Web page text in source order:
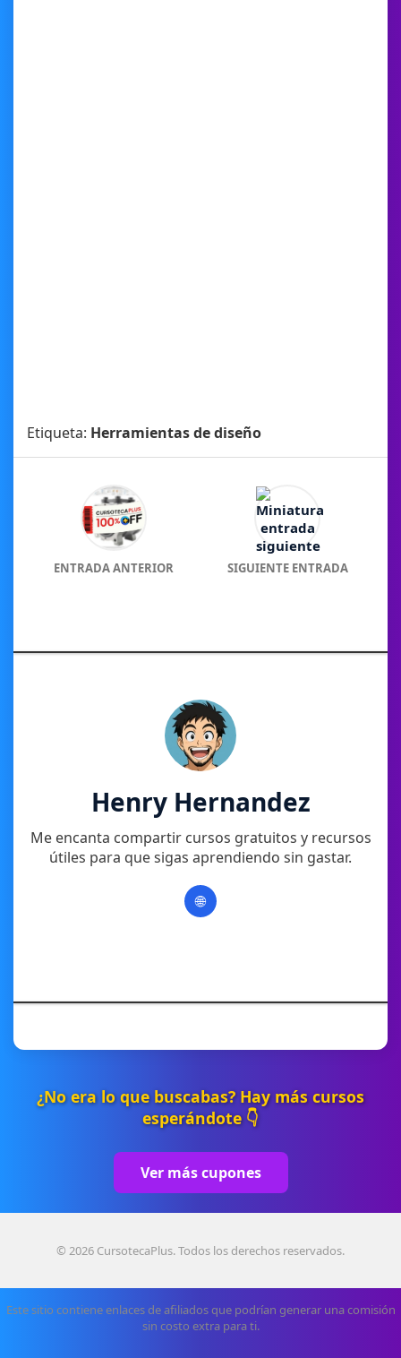
Etiqueta: Herramientas de diseño
ENTRADA ANTERIOR SIGUIENTE ENTRADA
Henry Hernandez
Me encanta compartir cursos gratuitos y recursos
útiles para que sigas aprendiendo sin gastar.
🌐
¿No era lo que buscabas? Hay más cursos
esperándote 👇
Ver más cupones
© 2026 CursotecaPlus. Todos los derechos reservados.
Este sitio contiene enlaces de afiliados que podrían generar una comisión
sin costo extra para ti.